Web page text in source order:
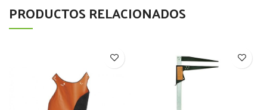
PRODUCTOS RELACIONADOS